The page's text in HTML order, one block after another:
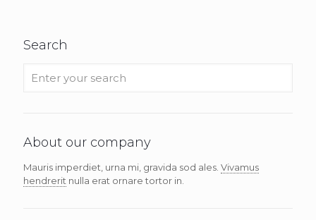
Search
About our company
Mauris imperdiet, urna mi, gravida sod ales. Vivamus
hendrerit nulla erat ornare tortor in.